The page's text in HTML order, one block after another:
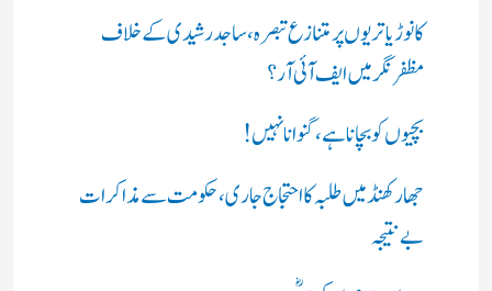
کانوڑ یاتریوں پر متنازع تبصرہ، ساجد رشیدی کے خلاف
مظفرنگر میں ایف آئی آر؟
بچیوں کو بچانا ہے، گنوانا نہیں!
جھارکھنڈ میں طلبہ کا احتجاج جاری، حکومت سے مذاکرات
بے نتیجہ